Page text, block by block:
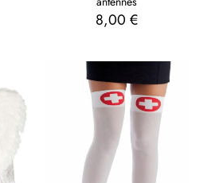
8,00 €